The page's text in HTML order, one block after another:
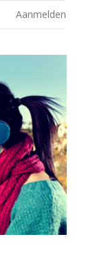
Aanmelden